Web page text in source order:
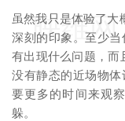
虽然我只是体验了大
深刻的印象。至少
有出现什么问题，而
没有静态的近场物
要更多的时间来观
躲。
映维